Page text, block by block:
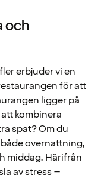
och
erbjuder vi en
för att
ligger på
kombinera
spat? Om du
övernattning,
middag. Härifrån
av stress –